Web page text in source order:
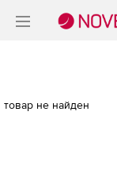
товар не найден